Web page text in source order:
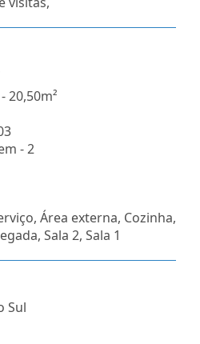
20,50m²
- 2
Área externa, Cozinha,
Sala 2, Sala 1
Sul